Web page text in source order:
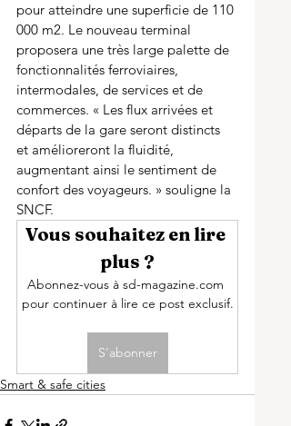
pour atteindre une superficie de 110
000 m2. Le nouveau terminal
proposera une très large palette de
fonctionnalités ferroviaires,
intermodales, de services et de
commerces. « Les flux arrivées et
départs de la gare seront distincts
et amélioreront la fluidité,
augmentant ainsi le sentiment de
confort des voyageurs. » souligne la
SNCF.
Vous souhaitez en lire
plus ?
Abonnez-vous à sd-magazine.com
pour continuer à lire ce post exclusif.
S'abonner
Smart & safe cities